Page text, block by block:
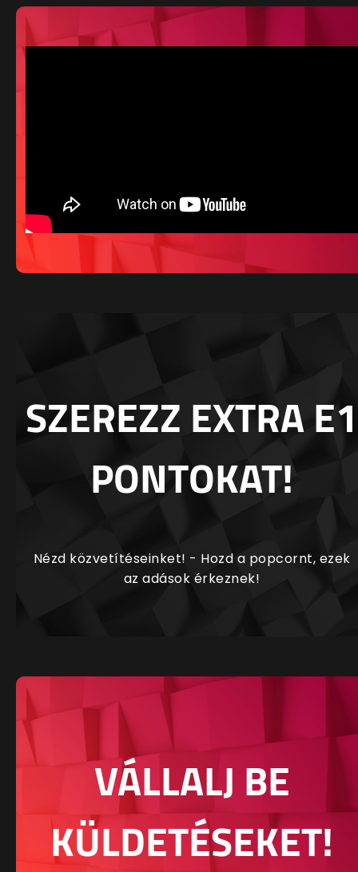
SZEREZZ EXTRA E1
PONTOKAT!
Nézd közvetítéseinket! - Hozd a popcornt, ezek
az adások érkeznek!
VÁLLALJ BE
KÜLDETÉSEKET!